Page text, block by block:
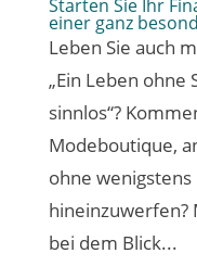
Starten Sie Ihr
einer ganz
Leben Sie auch
„Ein Leben ohne
sinnlos“?
Modeboutique,
ohne
hineinzuwerfen?
bei dem Blick...